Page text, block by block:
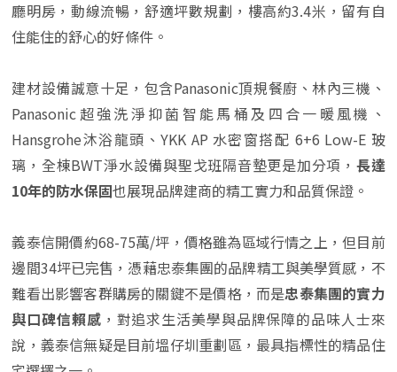
廳明房，動線流暢，舒適坪數規劃，樓高約3.4米，留有自
住能住的舒心的好條件。
建材設備誠意十足，包含Panasonic頂規餐廚、林內三機、
Panasonic超強洗淨抑菌智能馬桶及四合一暖風機、
Hansgrohe沐浴龍頭、YKK AP 水密窗搭配 6+6 Low-E 玻
璃，全棟BWT淨水設備與聖戈班隔音墊更是加分項， 長達
10年的防水保固也展現品牌建商的精工實力和品質保證。
義泰信開價約68-75萬/坪，價格雖為區域行情之上，但目前
邊間34坪已完售，憑藉忠泰集團的品牌精工與美學質感，不
難看出影響客群購房的關鍵不是價格，而是忠泰集團的實力
與口碑信賴感 ，對追求生活美學與品牌保障的品味人士來
說，義泰信無疑是目前塭仔圳重劃區，最具指標性的精品住